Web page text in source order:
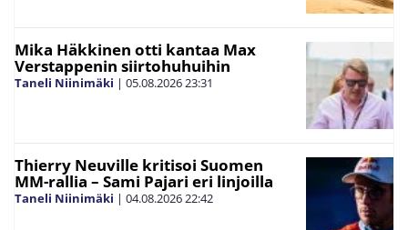
Mika Häkkinen otti kantaa Max
Verstappenin siirtohuhuihin
Taneli Niinimäki | 05.08.202623:31
Thierry Neuville kritisoi Suomen
MM-rallia – Sami Pajari eri linjoilla
Taneli Niinimäki | 04.08.202622:42